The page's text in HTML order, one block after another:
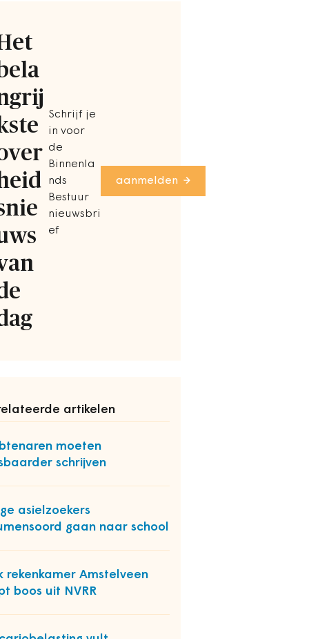
Schrijf je
in voor
de
Binnenla
nds
Bestuur
nieuwsbri
ef
aanmelden
artikelen
moeten
schrijven
asielzoekers
gaan naar school
rekenkamer Amstelveen
boos uit NVRR